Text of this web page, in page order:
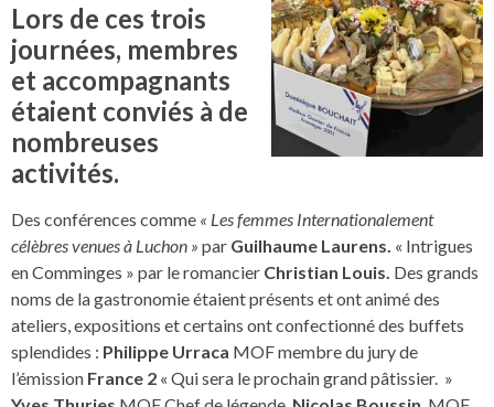
Lors de ces trois
journées, membres
et accompagnants
étaient conviés à de
nombreuses
activités.
Des conférences comme « Les femmes Internationalement
célèbres venues à Luchon » par Guilhaume Laurens. « Intrigues
en Comminges » par le romancier Christian Louis. Des grands
noms de la gastronomie étaient présents et ont animé des
ateliers, expositions et certains ont confectionné des buffets
splendides : Philippe Urraca MOF membre du jury de
l’émission France 2 « Qui sera le prochain grand pâtissier. »